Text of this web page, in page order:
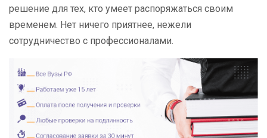
решение для тех, кто умеет распоряжаться своим
временем. Нет ничего приятнее, нежели
сотрудничество с профессионалами.